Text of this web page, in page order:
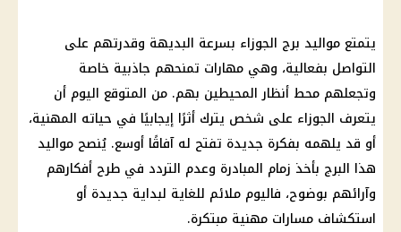
يتمتعمواليد برج الجوزاء بسرعة البديهة وقدرتهم على
التواصل بفعالية، وهي مهارات تمنحهم جاذبية خاصة
وتجعلهم محط أنظار المحيطين بهم. من المتوقع اليوم أن
يتعرف الجوزاء على شخص يترك أثرًا إيجابيًا في حياته المهنية،
أو قد يلهمه بفكرة جديدة تفتح له آفاقًا أوسع. يُنصح مواليد
هذا البرج بأخذ زمام المبادرة وعدم التردد في طرح أفكارهم
وآرائهم بوضوح، فاليوم ملائم للغاية لبداية جديدة أو
استكشاف مسارات مهنية مبتكرة.